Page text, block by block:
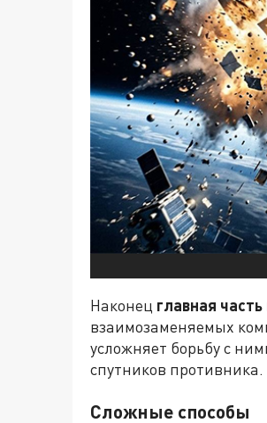
Наконец главная
взаимозаменяемых
усложняет борьбу с
спутников противника.
Сложные способы